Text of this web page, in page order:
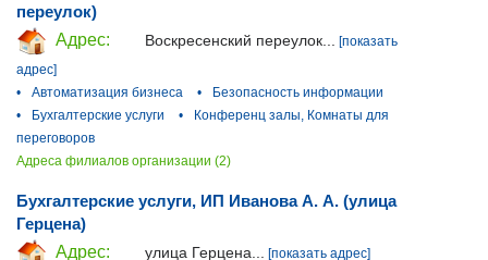
переулок)
Адрес:
Воскресенский переулок... [показать
адрес]
•
Автоматизация бизнеса •
Безопасность информации
•
Бухгалтерские услуги •
Конференц залы, Комнаты для
переговоров
Адреса филиалов организации (2)
Бухгалтерские услуги, ИП Иванова А. А. (улица
Герцена)
Адрес:
улица Герцена... [показать адрес]